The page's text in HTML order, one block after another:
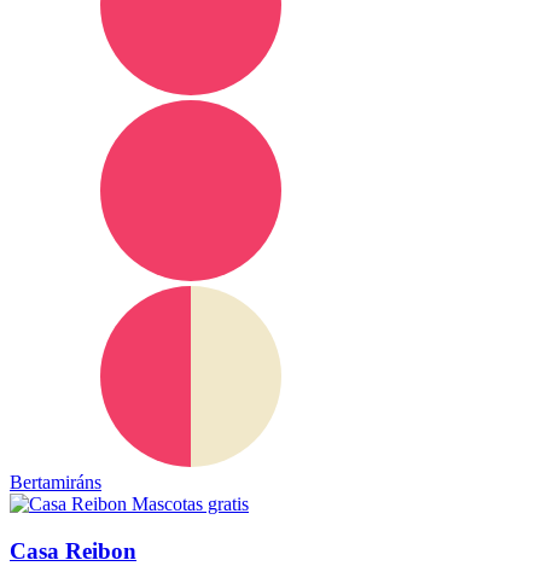
Bertamiráns
Mascotas gratis
Casa Reibon